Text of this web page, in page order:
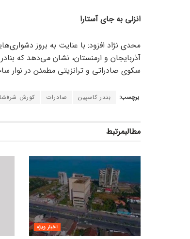
انزلی به جای آستارا
محدی نژاد افزود: با عنایت به بروز
آذربایجان و ارمنستان، نشان می‌دهد که
سکوی صادراتی و ترانزیتی مطمئن در نوار
برچسب: بندر کاسپین صادرات کورش
مطالبمرتبط
اخبار ویژه